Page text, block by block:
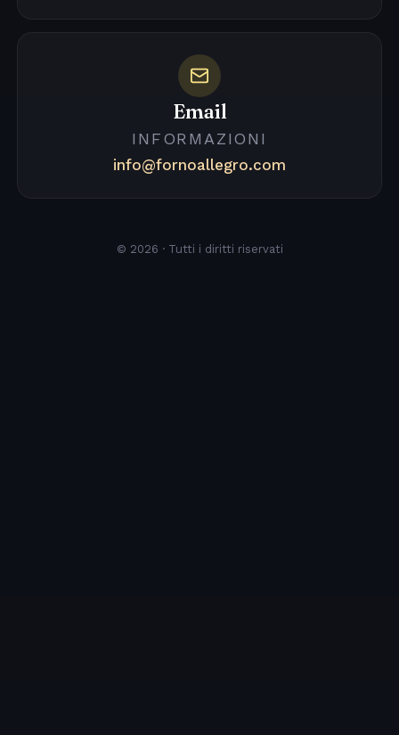
Email
INFORMAZIONI
info@fornoallegro.com
© 2026 · Tutti i diritti riservati